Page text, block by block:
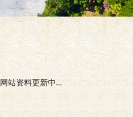
网站资料更新中...